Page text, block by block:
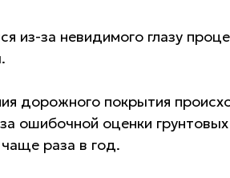
из-за невидимого глазу
дорожного покрытия
за ошибочной оценки
раза в год.